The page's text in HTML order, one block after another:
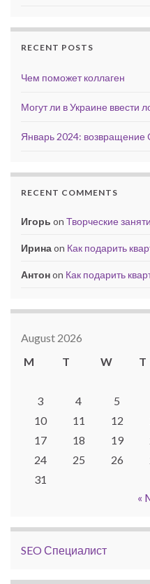
RECENT POSTS
Чем поможет коллаген
Могут ли в Украине ввести
Январь 2024: возвращение
RECENT COMMENTS
Игорь on Творческие
Иринаon Как подарить
Антонon Как подарить
August 2026
M
T W T
3
4 5
10
11 12
17
18 19
24
25 26
31
«
SEO Специалист